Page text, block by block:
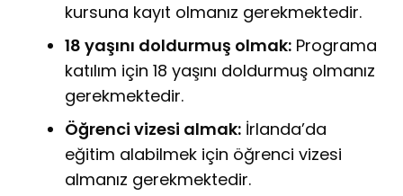
kursuna kayıt olmanız gerekmektedir.
18 yaşını doldurmuş olmak: Programa
katılım için 18 yaşını doldurmuş olmanız
gerekmektedir.
Öğrenci vizesi almak: İrlanda’da
eğitim alabilmek için öğrenci vizesi
almanız gerekmektedir.